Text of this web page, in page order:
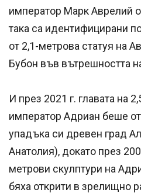
император Марк Аврелий
така са идентифицирани
от 2,1-метрова статуя на
Бубон във вътрешността
И през 2021 г. главата на
император Адриан беше
упадъка си древен град
Анатолия), докато през
метрови скулптури на
бяха открити в зрелищно